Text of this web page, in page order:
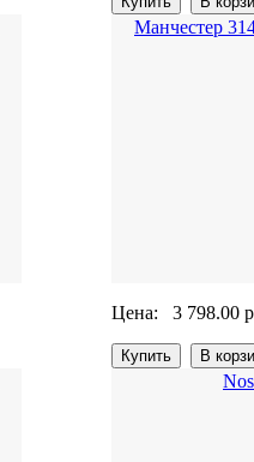
Манчестер
Цена: 3 798.00